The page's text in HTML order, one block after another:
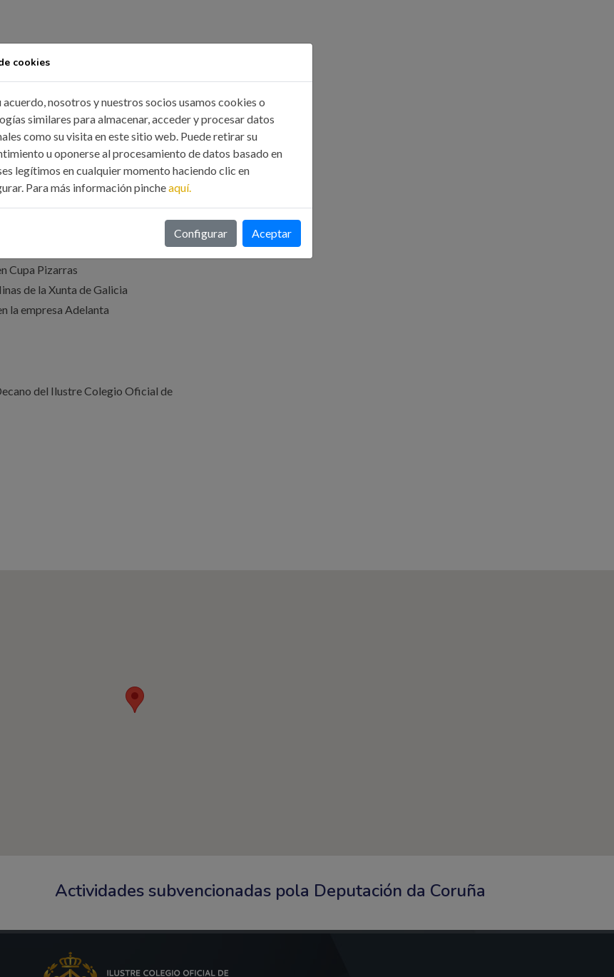
de Planificación Energética y
seguridade industrial.
Oficial de Ingenieros de Minas
Oficial de Ingenieros
Cupa Pizarras
de la Xunta de Galicia
la empresa Adelanta
del Ilustre Colegio Oficial de
Actividades subvencionadas pola Deputación da Coruña
cookies
acuerdo, nosotros y nuestros socios usamos cookies o
similares para almacenar, acceder y procesar datos
como su visita en este sitio web. Puede retirar su
u oponerse al procesamiento de datos basado en
legítimos en cualquier momento haciendo clic en
Para más información pincheaquí.
Configurar Aceptar